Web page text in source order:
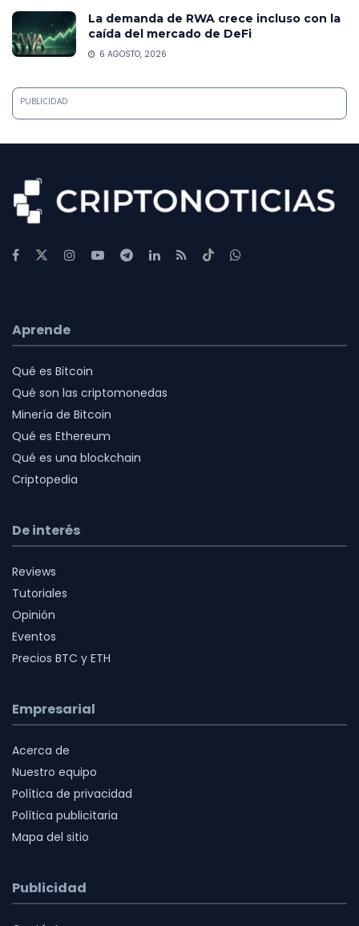
La demanda de RWA crece incluso con la
caída del mercado de DeFi
6 AGOSTO, 2026
PUBLICIDAD
Aprende
Qué es Bitcoin
Qué son las criptomonedas
Minería de Bitcoin
Qué es Ethereum
Qué es una blockchain
Criptopedia
De interés
Reviews
Tutoriales
Opinión
Eventos
Precios BTC y ETH
Empresarial
Acerca de
Nuestro equipo
Política de privacidad
Política publicitaria
Mapa del sitio
Publicidad